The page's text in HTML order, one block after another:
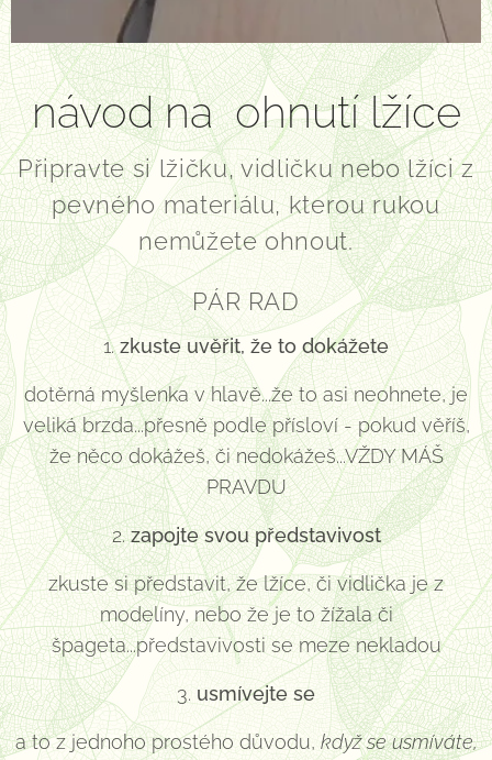
návod na ohnutí lžíce
Připravte si lžičku, vidličku nebo lžíci z
pevného materiálu, kterou rukou
nemůžete ohnout.
PÁR RAD
1.zkuste uvěřit, že to dokážete
dotěrná myšlenka v hlavě...že to asi neohnete, je
veliká brzda...přesně podle přísloví - pokud věříš,
že něco dokážeš, či nedokážeš...VŽDY MÁŠ
PRAVDU
2.zapojte svou představivost
zkuste si představit, že lžíce, či vidlička je z
modelíny, nebo že je to žížala či
špageta...představivosti se meze nekladou
3. usmívejte se
a to z jednoho prostého důvodu, když se usmíváte,